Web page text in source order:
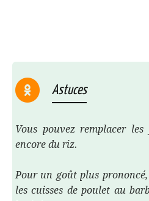
Astuces
Vous pouvez remplacer
encore du riz.
Pour un goût plus
les cuisses de poulet au